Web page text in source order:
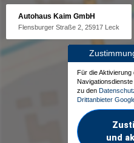
Autohaus Kaim GmbH
Flensburger Straße 2, 25917 Leck
Für die Aktivierung
zu den
Drittanbieter
und